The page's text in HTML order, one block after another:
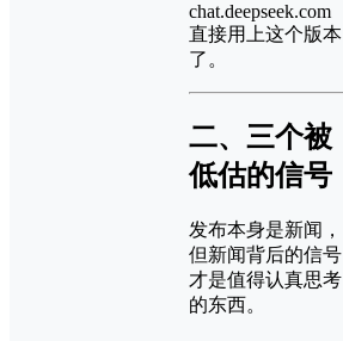
chat.deepseek.com
直接用上这个版本
了。
二、三个被
低估的信号
发布本身是新闻，
但新闻背后的信号
才是值得认真思考
的东西。